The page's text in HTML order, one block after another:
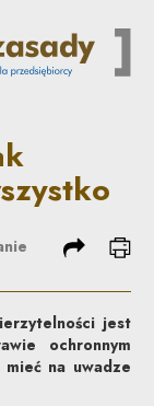
podziel się
jest
ochronnym
na uwadze